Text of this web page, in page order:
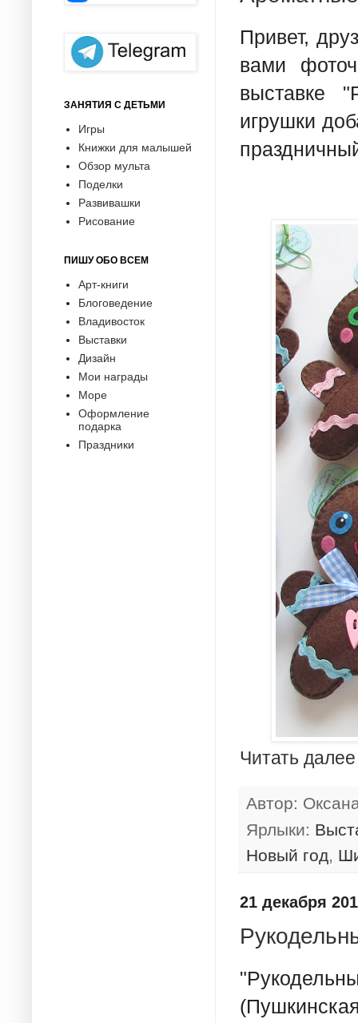
Привет,
вами
выставке
игрушки
Читать
Автор:
Ярлыки:
Новый год,
21 декабря
ЗАНЯТИЯ С ДЕТЬМИ
Игры
Книжки для малышей
Обзор мульта
Поделки
Развивашки
Рисование
ПИШУ ОБО ВСЕМ
Арт-книги
Блоговедение
Владивосток
Выставки
Дизайн
Мои награды
Море
Оформление
подарка
Праздники